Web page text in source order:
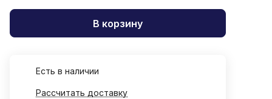
В корзину
Есть в наличии
Рассчитать доставку